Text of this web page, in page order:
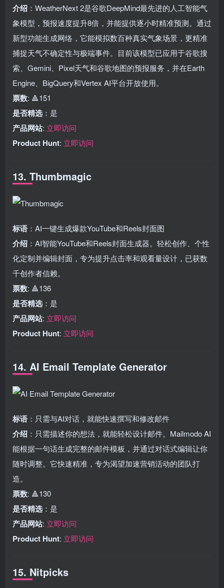
介绍 ：WeatherNext 2是谷歌DeepMind最先进的人工智能气
象模型，预报速度提升8倍，并能提供逐小时精准预测。通过
新型功能生成网络，它能模拟数百种真实气象场景，更精准
捕捉天气不确定性与极端事件。目前该模型已应用于谷歌搜
索、Gemini、Pixel天气和谷歌地图的预报服务，并在Earth
Engine、BigQuery和Vertex AI平台开放使用。
票数: 🔺151
是否精选 ：是
产品网站: 立即访问
Product Hunt: 立即访问
13. Thumbmagic
标语 ：AI一键生成爆款YouTube和Reels封面图
介绍 ：AI智能YouTube和Reels封面生成器。轻松创作、个性
化定制并编辑封面，专为提升点击率和观看量设计，已获数
千创作者信赖。
票数: 🔺136
是否精选 ：是
产品网站: 立即访问
Product Hunt: 立即访问
14. AI Email Template Generator
标语 ：只需与AI对话，就能快速撰写和修改邮件
介绍 ：只需描述你的想法，就能轻松设计邮件。Mailmodo AI
能根据一句话生成完整的邮件模板，并通过对话式编辑让你
随时调整。它快速精准，专为渴望加速营销活动的团队打
造。
票数: 🔺130
是否精选 ：是
产品网站: 立即访问
Product Hunt: 立即访问
15. Nitpicks